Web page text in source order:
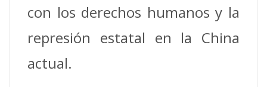
con los derechos humanos y la
represión estatal en la China
actual.